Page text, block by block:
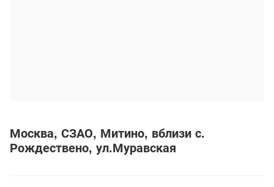
Москва СЗАО Митино вблизи с.
Рождествено, ул.Муравская